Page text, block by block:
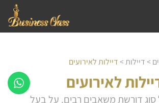
>דיילות>דיילות לאירועים
לאירועים
סוג דורשת משאבים רבים. על בעל